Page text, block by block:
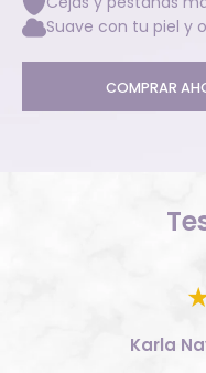
Suave con tu piel y
COMPRAR
Karla